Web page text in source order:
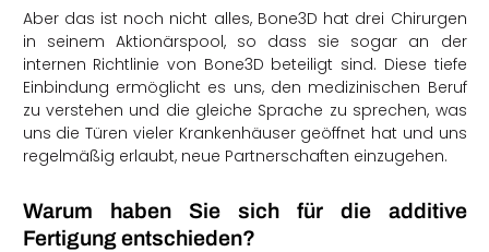
Aber das ist noch nicht alles, Bone3D hat drei Chirurgen
in seinem Aktionärspool, so dass sie sogar an der
internen Richtlinie von Bone3D beteiligt sind. Diese tiefe
Einbindung ermöglicht es uns, den medizinischen Beruf
zu verstehen und die gleiche Sprache zu sprechen, was
uns die Türen vieler Krankenhäuser geöffnet hat und uns
regelmäßig erlaubt, neue Partnerschaften einzugehen.
Warum haben Sie sich für die additive
Fertigung entschieden?